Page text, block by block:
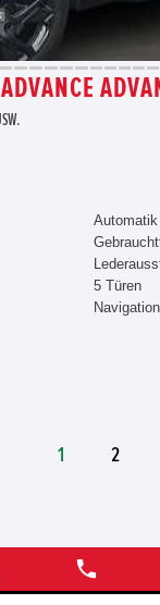
Automatik
5 Türen
1 2